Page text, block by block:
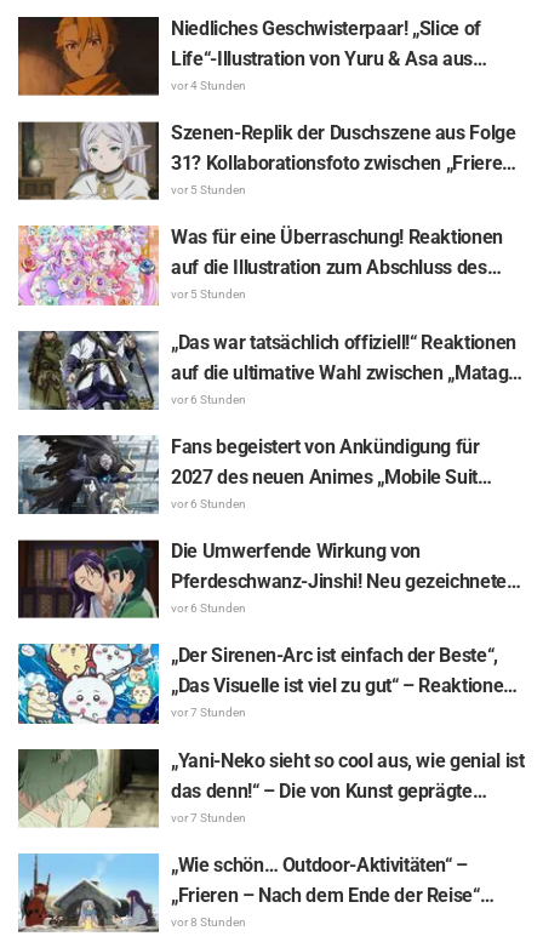
„Demon Slayer: Kimetsu No Yaiba The
Movie: Infinity Castle“ erscheint in
Ikebukuro und stößt auf große Resonanz
Niedliches Geschwisterpaar! „Slice of
Life“-Illustration von Yuru & Asa aus
„Daemons of the Shadow Realm“ beim
Raspeleis-Essen sorgt für Reaktionen wie
„Einfach zu kostbar, ich sterbe“ und „Sie
sehen völlig wie ein Pärchen aus“
vor 4 Stunden
Szenen-Replik der Duschszene aus Folge
31? Kollaborationsfoto zwischen „Frieren
– Nach dem Ende der Reise“ und
„Garigari-kun“ sorgt für Gesprächsstoff:
„Sieht aus, als hätte sie die Haare in ein
Badetuch gewickelt“
vor 5 Stunden
Was für eine Überraschung! Reaktionen
auf die Illustration zum Abschluss des
„Cure Eclair-Arcs“ von „Star Detective
Precure!“: „Mein Herz krampft sich
zusammen“ und „Man spürt die Liebe des
Produktionsteams“
vor 5 Stunden
„Das war tatsächlich offiziell!“ Reaktionen
auf die ultimative Wahl zwischen „Matagi-
Tanigaki“ und „Genjiro-chan“ aus „Golden
Kamuy“: „Ich liebe beide!“
vor 6 Stunden
Fans begeistert von Ankündigung für
2027 des neuen Animes „Mobile Suit
Gundam RG XARX-ZERO“: „Ein Umhang
und bestienartige Arme!!“ „Die Hauptfigur-
Maschine ist verdammt cool“
vor 6 Stunden
Die Umwerfende Wirkung von
Pferdeschwanz-Jinshi! Neu gezeichnete
„Yukata-Illustration“ zum Sommer-Event
von „Die Tagebücher der Apothekerin“ löst
Reaktionen aus wie „Mein Herz hat
ungelogen einen Aussetzer gehabt“
vor 6 Stunden
„Der Sirenen-Arc ist einfach der Beste“,
„Das Visuelle ist viel zu gut“ – Reaktionen
auf „Chiikawa The Movie: The Secret of
the Mermaid Island“, der heute am 24.
Juli Premiere feiert
vor 7 Stunden
„Yani-Neko sieht so cool aus, wie genial ist
das denn!“ – Die von Kunst geprägte
„Chainsmoker Cat“-Illustration der „Blue
Period“-Autorin erntet Reaktionen wie
„Sie könnte glatt an der Geidai-
Kunsthochschule sein“
vor 7 Stunden
„Wie schön… Outdoor-Aktivitäten“ –
„Frieren – Nach dem Ende der Reise“
macht als „Makiwari-ren“ beim
vor 8 Stunden